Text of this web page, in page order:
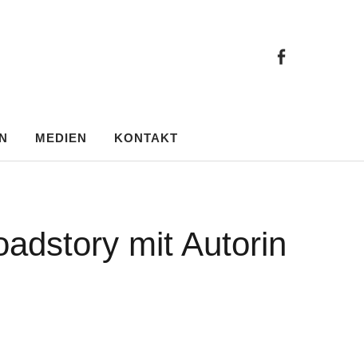
MEDIEN KONTAKT
mit Autorin